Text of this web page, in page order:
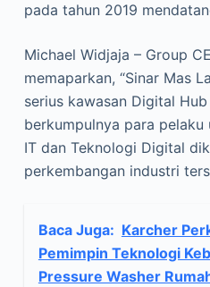
pada tahun 2019
Michael Widjaja – Group
memaparkan, “Sinar Mas
serius kawasan Digital
berkumpulnya para
IT dan Teknologi Digital
perkembangan industri
Baca Juga: Karcher
Pemimpin Teknologi
Pressure Washer